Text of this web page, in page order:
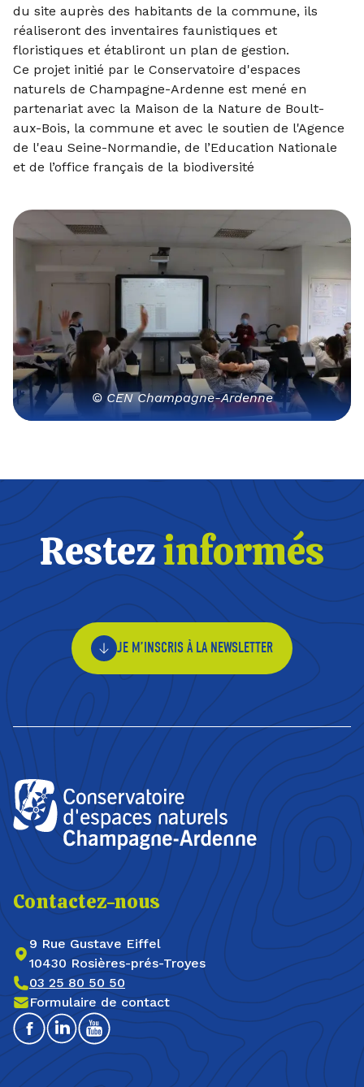
du site auprès des habitants de la commune, ils
réaliseront des inventaires faunistiques et
floristiques et établiront un plan de gestion.
Ce projet initié par le Conservatoire d'espaces
naturels de Champagne-Ardenne est mené en
partenariat avec la Maison de la Nature de Boult-
aux-Bois, la commune et avec le soutien de l'Agence
de l'eau Seine-Normandie, de l’Education Nationale
et de l’office français de la biodiversité
© CEN Champagne-Ardenne
Restezinformés
JE M’INSCRIS À LA NEWSLETTER
Contactez-nous
9 Rue Gustave Eiffel
10430 Rosières-prés-Troyes
03 25 80 50 50
Formulaire de contact
FacebookLinkedinYoutube